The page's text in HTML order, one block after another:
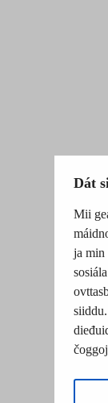
Dát
Mii
ja min